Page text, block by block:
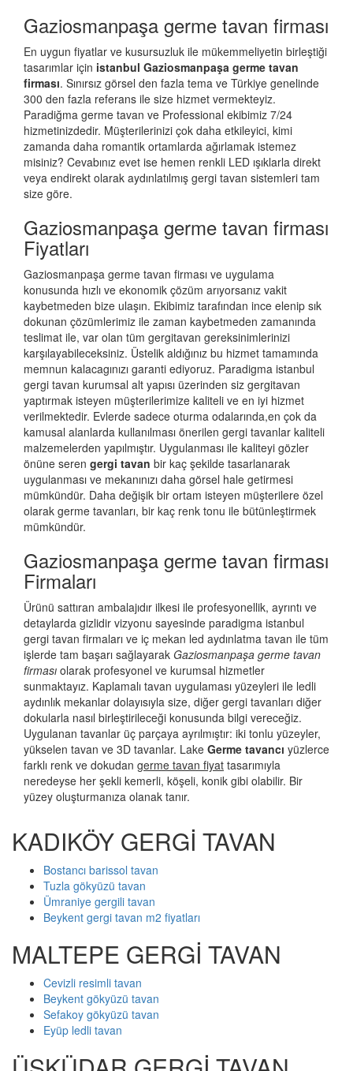
Gaziosmanpaşa germe tavan firması
En uygun fiyatlar ve kusursuzluk ile mükemmeliyetin birleştiği
tasarımlar için istanbul Gaziosmanpaşa germe tavan
firması. Sınırsız görsel den fazla tema ve Türkiye genelinde
300 den fazla referans ile size hizmet vermekteyiz.
Paradiğma germe tavan ve Professional ekibimiz 7/24
hizmetinizdedir. Müşterilerinizi çok daha etkileyici, kimi
zamanda daha romantik ortamlarda ağırlamak istemez
misiniz? Cevabınız evet ise hemen renkli LED ışıklarla direkt
veya endirekt olarak aydınlatılmış gergi tavan sistemleri tam
size göre.
Gaziosmanpaşa germe tavan firması
Fiyatları
Gaziosmanpaşa germe tavan firması ve uygulama
konusunda hızlı ve ekonomik çözüm arıyorsanız vakit
kaybetmeden bize ulaşın. Ekibimiz tarafından ince elenip sık
dokunan çözümlerimiz ile zaman kaybetmeden zamanında
teslimat ile, var olan tüm gergitavan gereksinimlerinizi
karşılayabileceksiniz. Üstelik aldığınız bu hizmet tamamında
memnun kalacagınızı garanti ediyoruz. Paradigma istanbul
gergi tavan kurumsal alt yapısı üzerinden siz gergitavan
yaptırmak isteyen müşterilerimize kaliteli ve en iyi hizmet
verilmektedir. Evlerde sadece oturma odalarında,en çok da
kamusal alanlarda kullanılması önerilen gergi tavanlar kaliteli
malzemelerden yapılmıştır. Uygulanması ile kaliteyi gözler
önüne seren gergi tavan bir kaç şekilde tasarlanarak
uygulanması ve mekanınızı daha görsel hale getirmesi
mümkündür. Daha değişik bir ortam isteyen müşterilere özel
olarak germe tavanları, bir kaç renk tonu ile bütünleştirmek
mümkündür.
Gaziosmanpaşa germe tavan firması
Firmaları
Ürünü sattıran ambalajıdır ilkesi ile profesyonellik, ayrıntı ve
detaylarda gizlidir vizyonu sayesinde paradigma istanbul
gergi tavan firmaları ve iç mekan led aydınlatma tavan ile tüm
işlerde tam başarı sağlayarak Gaziosmanpaşa germe tavan
firması olarak profesyonel ve kurumsal hizmetler
sunmaktayız. Kaplamalı tavan uygulaması yüzeyleri ile ledli
aydınlık mekanlar dolayısıyla size, diğer gergi tavanları diğer
dokularla nasıl birleştirileceği konusunda bilgi vereceğiz.
Uygulanan tavanlar üç parçaya ayrılmıştır: iki tonlu yüzeyler,
yükselen tavan ve 3D tavanlar. Lake Germe tavancı yüzlerce
farklı renk ve dokudan germe tavan fiyat tasarımıyla
neredeyse her şekli kemerli, köşeli, konik gibi olabilir. Bir
yüzey oluşturmanıza olanak tanır.
KADIKÖY GERGİ TAVAN
Bostancı barissol tavan
Tuzla gökyüzü tavan
Ümraniye gergili tavan
Beykent gergi tavan m2 fiyatları
MALTEPE GERGİ TAVAN
Cevizli resimli tavan
Beykent gökyüzü tavan
Sefakoy gökyüzü tavan
Eyüp ledli tavan